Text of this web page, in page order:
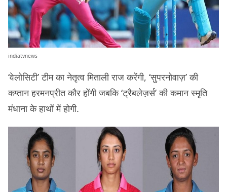
indiatvnews
‘वेलोसिटी’ टीम का नेतृत्व मिताली राज करेंगी, ‘सुपरनोवाज़’ की
कप्तान हरमनप्रीत कौर होंगी जबकि ‘ट्रैबलेज़र्स’ की कमान स्मृति
मंधाना के हाथों में होगी.